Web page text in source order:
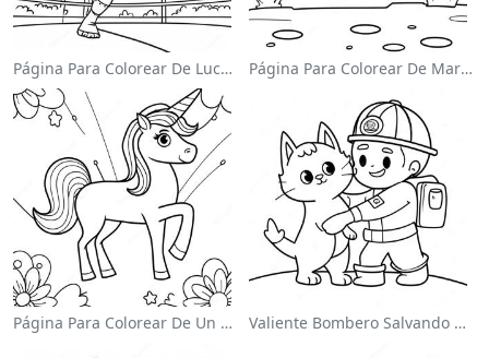
Página Para Colorear De Luchador De Wwe Saltando Sobre Oponente Página Para Colorear De Mario Saltando Sobre Goombas
Página Para Colorear De Un Unicornio Mágico En Un Arcoíris Valiente Bombero Salvando Un Gato Para Colorear